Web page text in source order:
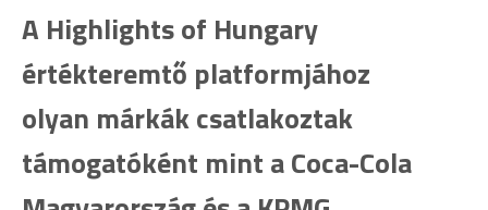
A Highlights of Hungary
értékteremtő platformjához
olyan márkák csatlakoztak
támogatóként mint a Coca-Cola